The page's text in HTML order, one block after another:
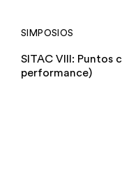
SIMPOSIOS
SITAC VIII: Puntos
performance)